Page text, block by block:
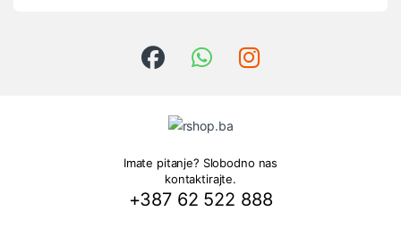
Imate pitanje? Slobodno nas
kontaktirajte.
+387 62 522 888